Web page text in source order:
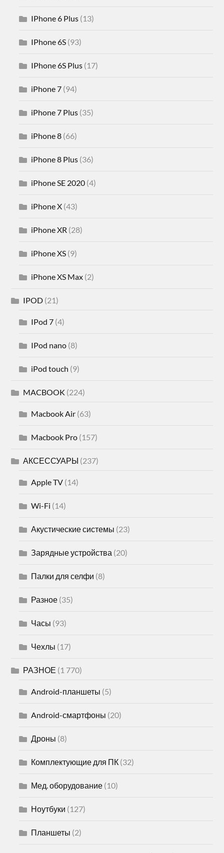
IPhone 6 Plus (13)
IPhone 6S (93)
IPhone 6S Plus (17)
iPhone 7 (94)
iPhone 7 Plus (35)
iPhone 8 (66)
iPhone 8 Plus (36)
iPhone SE 2020 (4)
iPhone X (43)
iPhone XR (28)
iPhone XS (9)
iPhone XS Max (2)
IPOD (21)
IPod 7 (4)
IPod nano (8)
iPod touch (9)
MACBOOK (224)
Macbook Air (63)
Macbook Pro (157)
АКСЕССУАРЫ (237)
Apple TV (14)
Wi-Fi (14)
Акустические системы (23)
Зарядные устройства (20)
Палки для селфи (8)
Разное (35)
Часы (93)
Чехлы (17)
РАЗНОЕ (1 770)
Android-планшеты (5)
Android-смартфоны (20)
Дроны (8)
Комплектующие для ПК (32)
Мед. оборудование (10)
Ноутбуки (127)
Планшеты (2)